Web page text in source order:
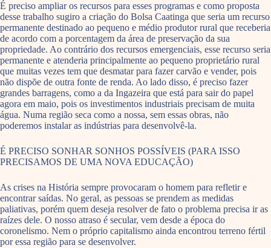
É preciso ampliar os recursos para esses programas e como proposta
desse trabalho sugiro a criação do Bolsa Caatinga que seria um recurso
permanente destinado ao pequeno e médio produtor rural que receberia
de acordo com a porcentagem da área de preservação da sua
propriedade. Ao contrário dos recursos emergenciais, esse recurso seria
permanente e atenderia principalmente ao pequeno proprietário rural
que muitas vezes tem que desmatar para fazer carvão e vender, pois
não dispõe de outra fonte de renda. Ao lado disso, é preciso fazer
grandes barragens, como a da Ingazeira que está para sair do papel
agora em maio, pois os investimentos industriais precisam de muita
água. Numa região seca como a nossa, sem essas obras, não
poderemos instalar as indústrias para desenvolvê-la.
É PRECISO SONHAR SONHOS POSSÍVEIS (PARA ISSO
PRECISAMOS DE UMA NOVA EDUCAÇÃO)
As crises na História sempre provocaram o homem para refletir e
encontrar saídas. No geral, as pessoas se prendem as medidas
paliativas, porém quem deseja resolver de fato o problema precisa ir as
raízes dele. O nosso atraso é secular, vem desde a época do
coronelismo. Nem o próprio capitalismo ainda encontrou terreno fértil
por essa região para se desenvolver.